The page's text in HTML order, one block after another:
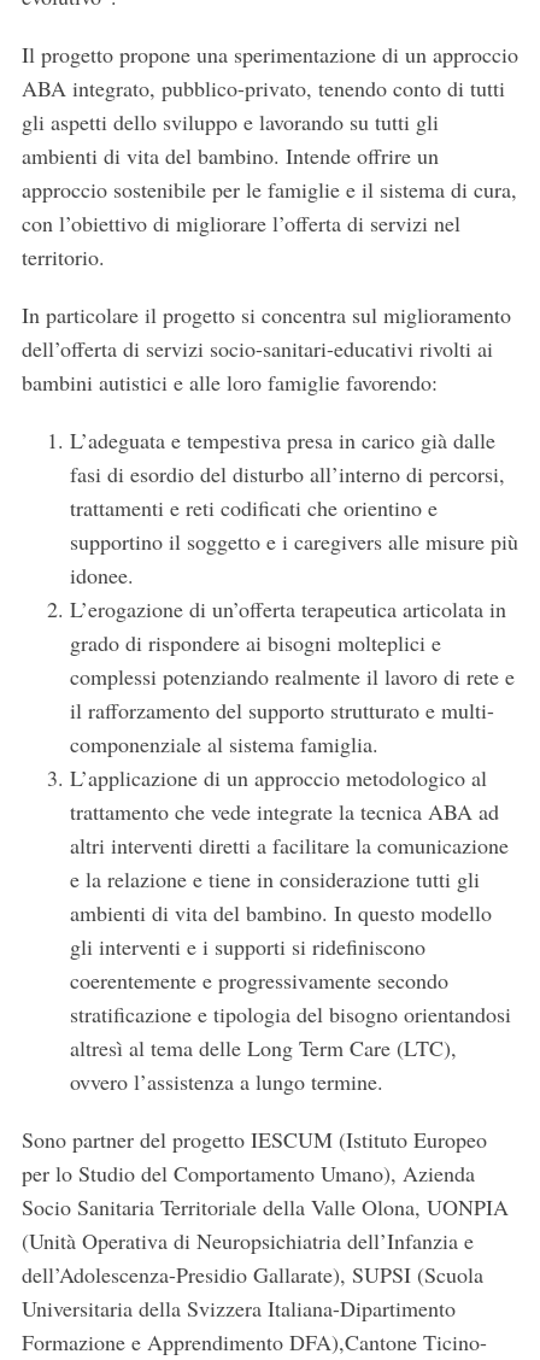
Il progetto propone una sperimentazione di un approccio
ABA integrato, pubblico-privato, tenendo conto di tutti
gli aspetti dello sviluppo e lavorando su tutti gli
ambienti di vita del bambino. Intende offrire un
approccio sostenibile per le famiglie e il sistema di cura,
con l’obiettivo di migliorare l’offerta di servizi nel
territorio.
In particolare il progetto si concentra sul miglioramento
dell’offerta di servizi socio-sanitari-educativi rivolti ai
bambini autistici e alle loro famiglie favorendo:
L’adeguata e tempestiva presa in carico già dalle
fasi di esordio del disturbo all’interno di percorsi,
trattamenti e reti codificati che orientino e
supportino il soggetto e i caregivers alle misure più
idonee.
L’erogazione di un’offerta terapeutica articolata in
grado di rispondere ai bisogni molteplici e
complessi potenziando realmente il lavoro di rete e
il rafforzamento del supporto strutturato e multi-
componenziale al sistema famiglia.
L’applicazione di un approccio metodologico al
trattamento che vede integrate la tecnica ABA ad
altri interventi diretti a facilitare la comunicazione
e la relazione e tiene in considerazione tutti gli
ambienti di vita del bambino. In questo modello
gli interventi e i supporti si ridefiniscono
coerentemente e progressivamente secondo
stratificazione e tipologia del bisogno orientandosi
altresì al tema delle Long Term Care (LTC),
ovvero l’assistenza a lungo termine.
Sono partner del progetto IESCUM (Istituto Europeo
per lo Studio del Comportamento Umano), Azienda
Socio Sanitaria Territoriale della Valle Olona, UONPIA
(Unità Operativa di Neuropsichiatria dell’Infanzia e
dell’Adolescenza-Presidio Gallarate), SUPSI (Scuola
Universitaria della Svizzera Italiana-Dipartimento
Formazione e Apprendimento DFA),Cantone Ticino-